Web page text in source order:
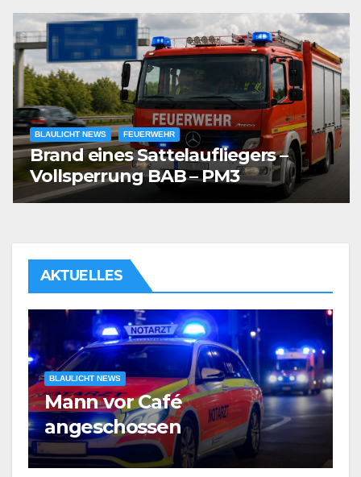
BLAULICHT NEWS FEUERWEHR
Brand eines Sattelaufliegers –
Vollsperrung BAB – PM3
AKTUELLES
BLAULICHT NEWS
Mann vor Café
angeschossen